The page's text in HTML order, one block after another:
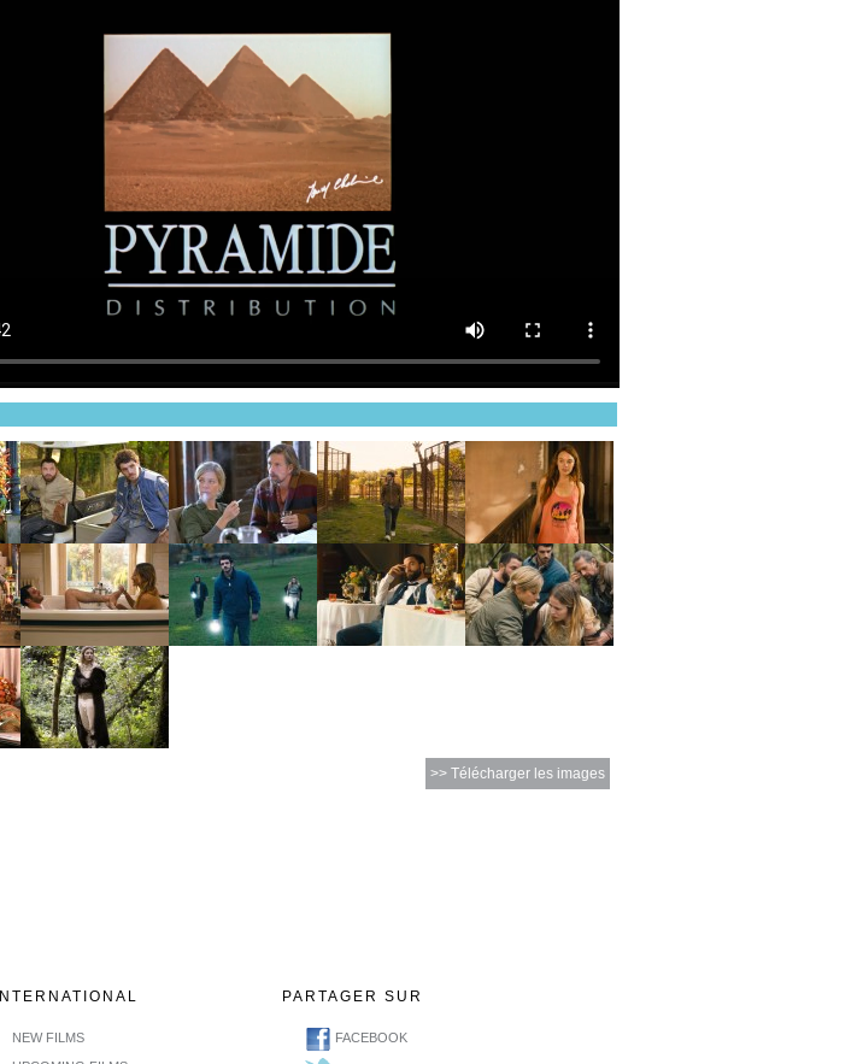
>> Télécharger les images
INTERNATIONAL
NEW FILMS
PARTAGER SUR
FACEBOOK